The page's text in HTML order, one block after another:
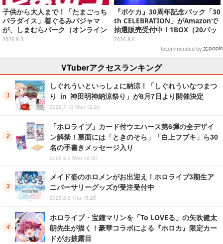
子供から大人まで！「たまごっち
パラダイス」着ぐるみパジャマ
が、しまむらパーク（オンライン
ストア）にて受注生産
2026.8.3
『ポケカ』30周年記念パック「30
th CELEBRATION」がAmazonで
抽選販売受付中！1BOX（20パッ
ク入り）
2026.8.6
Recommended by
VTuberアクセスランキング
しぐれういといっしょに納涼！「しぐれういなつまつ
り in 神田明神納涼祭り」が8月7日より開催決定
2026.7.13 Mon 12:20
「ホロライブ」カード付ウエハース第6弾の全デザイ
ン解禁！裏面には「ときのそら」「白上フブキ」ら30
名の手書きメッセージ入り
2026.8.3 Mon 16:30
メイド姿のホロメンがお出迎え！ホロライブ3期生ア
ニバーサリーグッズが受注受付中
2026.8.6 Thu 15:25
ホロライブ・宝鐘マリンを「To LOVEる」の矢吹健太
朗先生が描く！豪華コラボによる『ホロカ』限定カー
ドがお披露目